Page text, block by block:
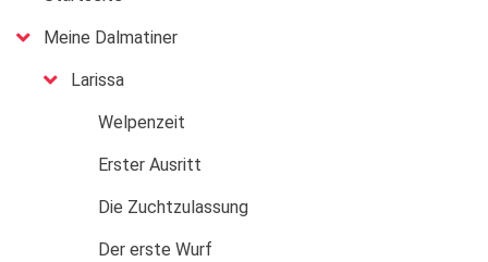
Meine Dalmatiner
Larissa
Welpenzeit
Erster Ausritt
Die Zuchtzulassung
Der erste Wurf